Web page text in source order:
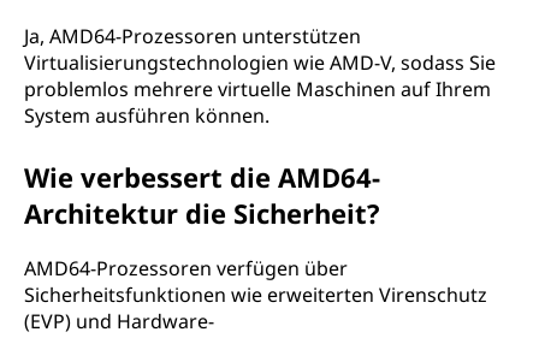
Ja, AMD64-Prozessoren unterstützen
Virtualisierungstechnologien wie AMD-V, sodass Sie
problemlos mehrere virtuelle Maschinen auf Ihrem
System ausführen können.
Wie verbessert die AMD64-
Architektur die Sicherheit?
AMD64-Prozessoren verfügen über
Sicherheitsfunktionen wie erweiterten Virenschutz
(EVP) und Hardware-